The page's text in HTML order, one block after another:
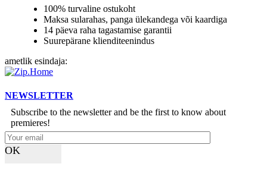
100% turvaline ostukoht
Maksa sularahas, panga ülekandega või kaardiga
14 päeva raha tagastamise garantii
Suurepärane klienditeenindus
ametlik esindaja:
NEWSLETTER
Subscribe to the newsletter and be the first to know about
premieres!
OK